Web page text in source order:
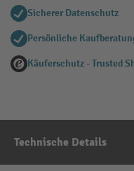
Sicherer Datenschutz
Persönliche
Käuferschutz - Trusted
Technische Details